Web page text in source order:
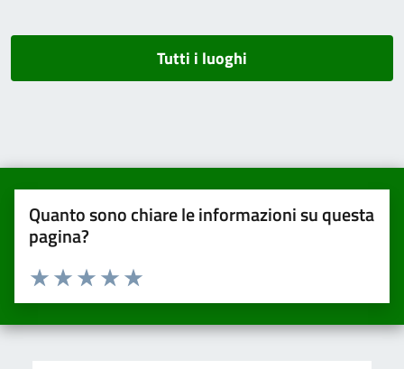
Tutti i luoghi
Quanto sono chiare le informazioni su questa
pagina?
Valuta da 1 a 5 stelle la pagina
Valuta 5 stelle su 5
Valuta 4 stelle su 5
Valuta 3 stelle su 5
Valuta 2 stelle su 5
Valuta una stella su 5